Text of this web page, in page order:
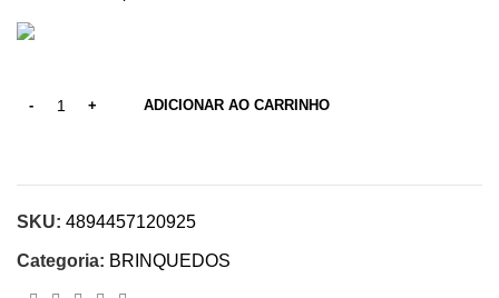
ADICIONAR AO CARRINHO
SKU: 4894457120925
Categoria: BRINQUEDOS